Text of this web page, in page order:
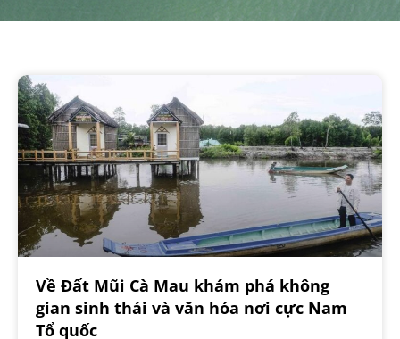
Về Đất Mũi Cà Mau khám phá không
gian sinh thái và văn hóa nơi cực Nam
Tổ quốc